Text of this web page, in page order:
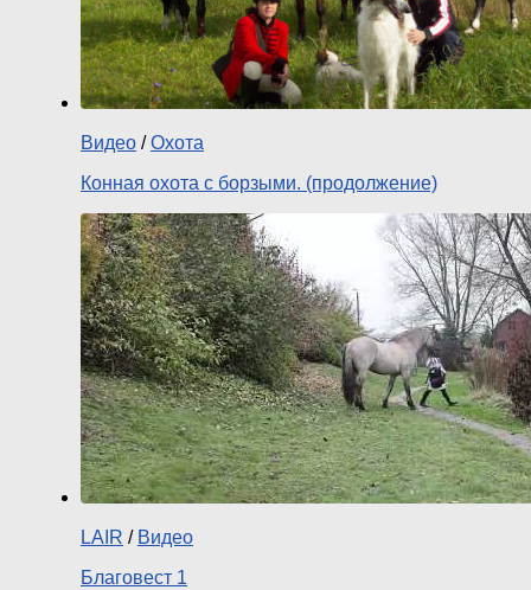
Видео /Охота
Конная охота с борзыми. (продолжение)
LAIR / Видео
Благовест 1